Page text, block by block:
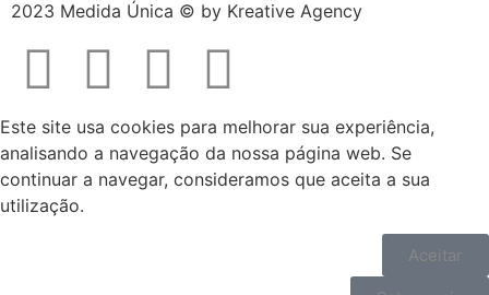
2023 Medida Única © by Kreative Agency
Este site usa cookies para melhorar sua experiência,
analisando a navegação da nossa página web. Se
continuar a navegar, consideramos que aceita a sua
utilização.
Aceitar